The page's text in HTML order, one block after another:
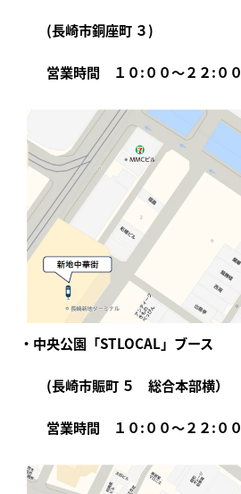
(長崎市銅座町 ３)
営業時間 １０:００～２２:００
・中央公園「STLOCAL」ブース
(長崎市賑町 ５ 総合本部横）
営業時間 １０:００～２２:００